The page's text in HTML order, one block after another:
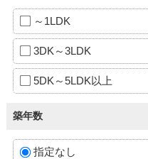
～1LDK
3DK～3LDK
5DK～5LDK以上
築年数
指定なし